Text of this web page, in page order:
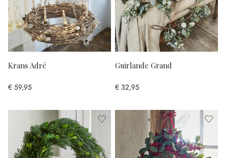
Krans Adré
€ 59,95
Guirlande Grand
€ 32,95